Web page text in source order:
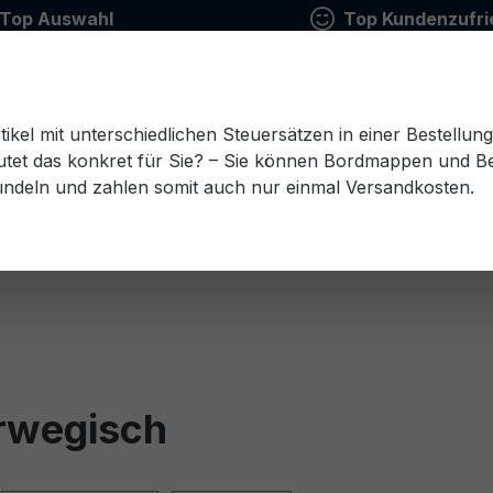
Top Auswahl Top
Estnisch Finnisch Französisch Griechisch
mit unterschiedlichen Steuersätzen in einer
das konkret für Sie? – Sie können Bordmappen und
und zahlen somit auch nur einmal Versandkosten.